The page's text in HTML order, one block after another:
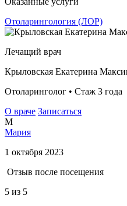
Отоларингология (ЛОР)
Лечащий врач
Крыловская Екатерина
Отоларинголог • Стаж 3 года
О враче Записаться
М
Мария
1 октября 2023
Отзыв после посещения
5 из 5